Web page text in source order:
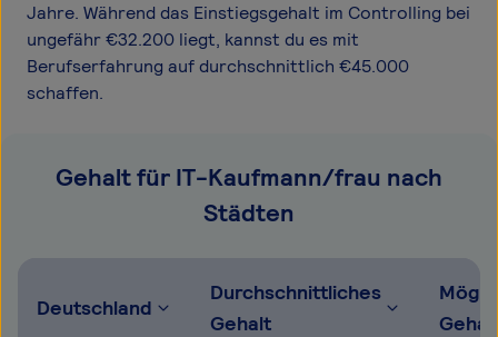
Jahre. Während das Einstiegsgehalt im Controlling bei
ungefähr €32.200 liegt, kannst du es mit
Berufserfahrung auf durchschnittlich €45.000
schaffen.
Gehalt für IT-Kaufmann/frau nach
Städten
Deutschland
Durchschnittliches
Gehalt